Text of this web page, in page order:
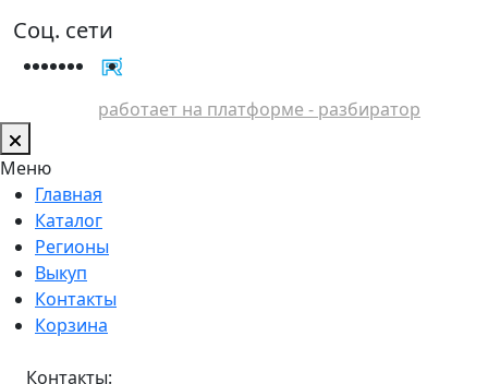
Соц. сети
работает на платформе - разбиратор
Меню
Главная
Каталог
Регионы
Выкуп
Контакты
Корзина
Контакты: